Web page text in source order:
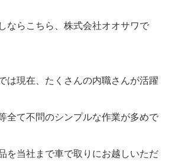
ならこちら、株式会社オオサワで
は現在、たくさんの内職さんが活躍
全て不問のシンプルな作業が多めで
を当社まで車で取りにお越しいただ